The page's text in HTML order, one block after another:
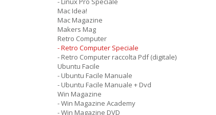
Mac Idea!
Mac Magazine
Makers Mag
Retro Computer
- Retro Computer Speciale
- Retro Computer raccolta Pdf (digitale)
Ubuntu Facile
- Ubuntu Facile Manuale
- Ubuntu Facile Manuale + Dvd
Win Magazine
- Win Magazine Academy
- Win Magazine DVD